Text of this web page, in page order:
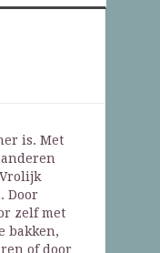
is. Met
Door
zelf met
bakken,
of door